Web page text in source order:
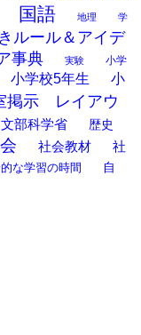
国語 地理 学
ルール＆アイデ
事典 実験
小学
小学校5年生
小
掲示 レイアウ
文部科学省 歴史
社会教材
社
な学習の時間
自